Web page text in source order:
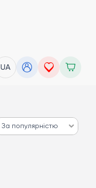
UA
За популярністю